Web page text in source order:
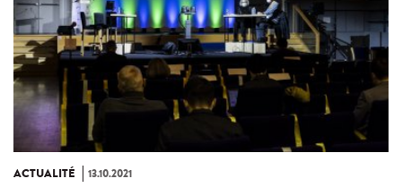
ACTUALITÉ 13.10.2021